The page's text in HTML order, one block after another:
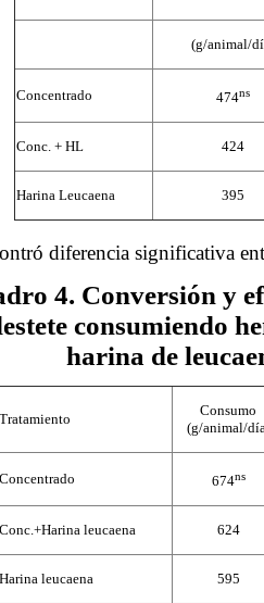
(g/animal/
Concentrado 474ns
Conc. + HL 424
Harina Leucaena 395
diferencia significativa
4. Conversión y
consumiendo
harina de
Tratamiento
Consumo
(g/animal/
Concentrado 674ns
Conc.+Harina leucaena 624
Harina leucaena 595